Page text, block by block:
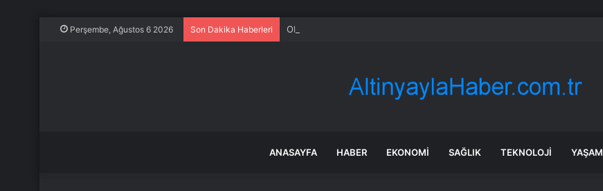
Perşembe, Ağustos 6 2026 Son Dakika Haberleri ONGC Venezüella’da iki petrol bloğunu işletmek için anlaşma imzalayacak
ANASAYFA HABER EKONOMI SAĞLIK TEKNOLOJI YAŞAM